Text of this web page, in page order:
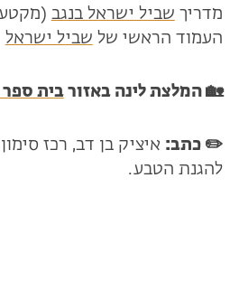
מדריך שביל ישראל בנגב (מקטעים
העמוד הראשי של שביל ישראל
🏡 המלצת לינה באזורבית
✏️ כתב: איציק בן דב, רכז
להגנת הטבע.